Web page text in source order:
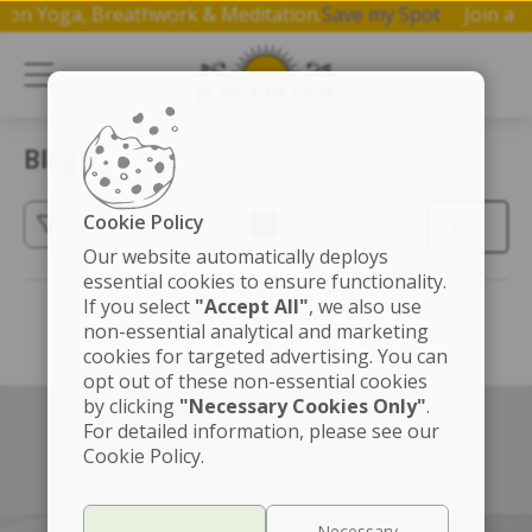
on Yoga, Breathwork & Meditation.Save my Spot Join
Blog5
(3)
Left box align left Right box align right
Cookie Policy
Our website automatically deploys
essential cookies to ensure functionality.
If you select "Accept All", we also use
non-essential analytical and marketing
cookies for targeted advertising. You can
opt out of these non-essential cookies
by clicking "Necessary Cookies Only".
For detailed information, please see our
Cookie Policy.